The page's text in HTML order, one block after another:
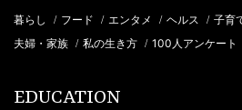
暮らし / フード / エンタメ / ヘルス / 子育
夫婦・家族 / 私の生き方 / 100人アンケート
EDUCATION